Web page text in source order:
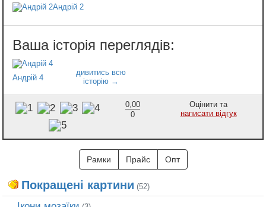
Андрій 2
Андрій 4
0,00
0
Оцінити та
написати відгук
Рамки Прайс Опт
Покращені картини (52)